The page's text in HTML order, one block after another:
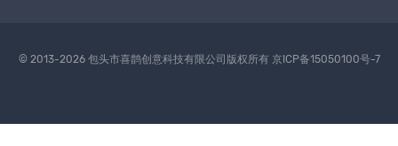
© 2013-2026 包头市喜鹊创意科技有限公司版权所有 京ICP备15050100号-7